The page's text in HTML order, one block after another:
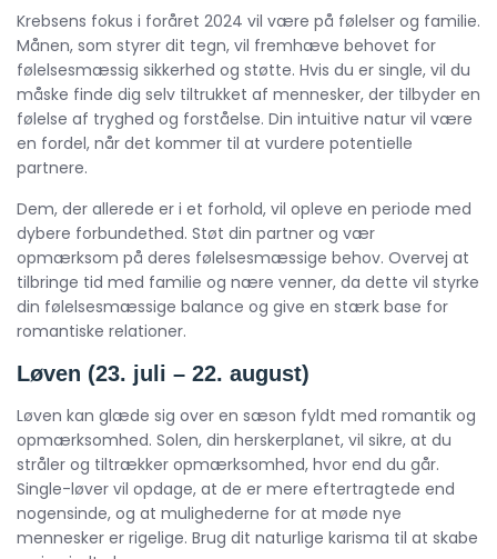
Krebsens fokus i foråret 2024 vil være på følelser og familie.
Månen, som styrer dit tegn, vil fremhæve behovet for
følelsesmæssig sikkerhed og støtte. Hvis du er single, vil du
måske finde dig selv tiltrukket af mennesker, der tilbyder en
følelse af tryghed og forståelse. Din intuitive natur vil være
en fordel, når det kommer til at vurdere potentielle
partnere.
Dem, der allerede er i et forhold, vil opleve en periode med
dybere forbundethed. Støt din partner og vær
opmærksom på deres følelsesmæssige behov. Overvej at
tilbringe tid med familie og nære venner, da dette vil styrke
din følelsesmæssige balance og give en stærk base for
romantiske relationer.
Løven (23. juli – 22. august)
Løven kan glæde sig over en sæson fyldt med romantik og
opmærksomhed. Solen, din herskerplanet, vil sikre, at du
stråler og tiltrækker opmærksomhed, hvor end du går.
Single-løver vil opdage, at de er mere eftertragtede end
nogensinde, og at mulighederne for at møde nye
mennesker er rigelige. Brug dit naturlige karisma til at skabe